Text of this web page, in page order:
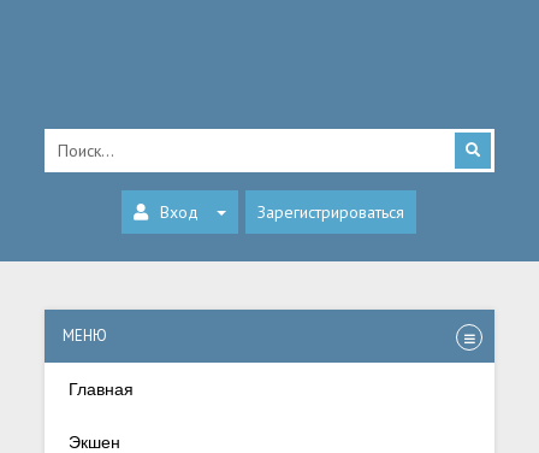
Вход Зарегистрироваться
МЕНЮ
Главная
Экшен